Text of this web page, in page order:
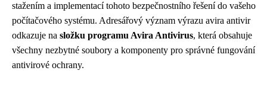
stažením a implementací tohoto bezpečnostního řešení do vašeho
počítačového systému. Adresářový význam výrazu avira antivir
odkazuje na složku programu Avira Antivirus, která obsahuje
všechny nezbytné soubory a komponenty pro správné fungování
antivirové ochrany.